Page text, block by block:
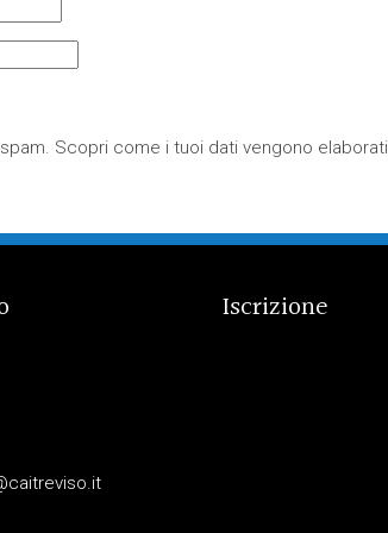
Scopri come i tuoi dati vengono elaborati
Iscrizione